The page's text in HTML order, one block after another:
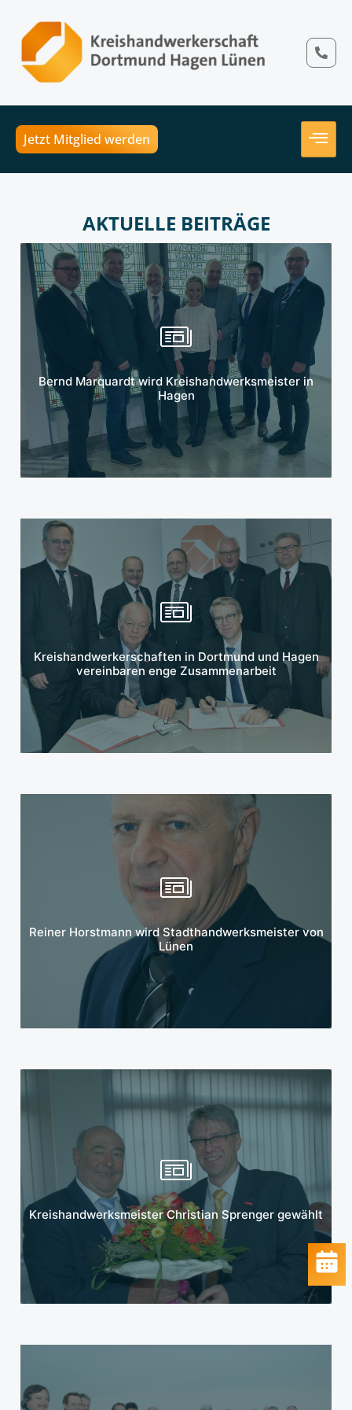
Jetzt Mitglied werden
AKTUELLE BEITRÄGE
Bernd Marquardt wird Kreishandwerksmeister in
Hagen
Mehr erfahren
Kreishandwerkerschaften in Dortmund und Hagen
vereinbaren enge Zusammenarbeit
Mehr erfahren
Reiner Horstmann wird Stadthandwerksmeister von
Lünen
Mehr erfahren
Kreishandwerksmeister Christian Sprenger gewählt
Mehr erfahren